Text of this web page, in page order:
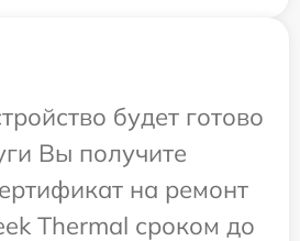
будет готово
Вы получите
на ремонт
Thermal сроком до